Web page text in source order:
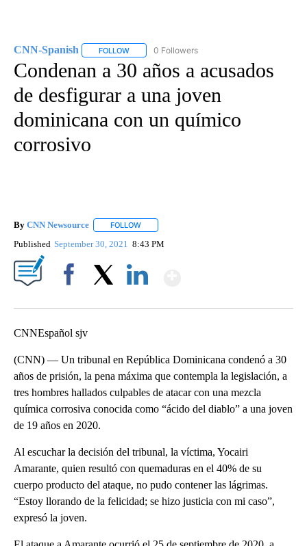
CNN-Spanish FOLLOW FOLLOW "CNN-SPANISH" TO RECEIVE
0 Followers
Condenan a 30 años a acusados
de desfigurar a una joven
dominicana con un químico
corrosivo
By CNN Newsource FOLLOW
Published September 30, 2021 8:43 PM
CNNEspañol sjv
(CNN) — Un tribunal en República Dominicana condenó a 30
años de prisión, la pena máxima que contempla la legislación, a
tres hombres hallados culpables de atacar con una mezcla
química corrosiva conocida como “ácido del diablo” a una joven
de 19 años en 2020.
Al escuchar la decisión del tribunal, la víctima, Yocairi
Amarante, quien resultó con quemaduras en el 40% de su
cuerpo producto del ataque, no pudo contener las lágrimas.
“Estoy llorando de la felicidad; se hizo justicia con mi caso”,
expresó la joven.